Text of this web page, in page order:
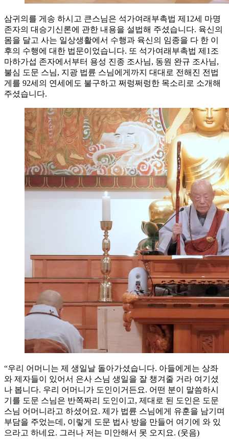
삼귀의를 게송 하시고 큰스님은 석가여래부촉법 제12세 마명
존자의 대승기신론에 관한 내용을 설법해 주셨습니다. 육신의
몸을 달고 사는 일상생활에서 수행과 육신의 임종을 다 한 이
후의 수행에 대한 법문이었습니다. 또 석가여래부촉법 제1조
마하가섭 존자에서부터 용성 진종 조사님, 동원 완규 조사님,
불심 도문 스님, 지광 법륜 스님에게까지 대대로 전해진 전법
게를 92세의 연세에도 불구하고 쩌렁쩌렁한 목소리로 소개해
주셨습니다.
“우리 어머니는 제 생일날 돌아가셨습니다. 아들에게는 상좌
와 제자들이 있어서 은사 스님 생일을 잘 챙겨줄 거라 여기셨
나 봅니다. 우리 어머니가 도인이거든요. 어떤 분이 말씀하시
기를 도문 스님은 반쪽짜리 도인이고, 제대로 된 도인은 도문
스님 어머니라고 하셨어요. 제가 법륜 스님에게 유훈을 남기며
부담을 주었는데, 이렇게 도문 법사 방을 만들어 여기에 와 있
으라고 하네요. 그러나 저는 미안해서 못 오지요. (웃음)